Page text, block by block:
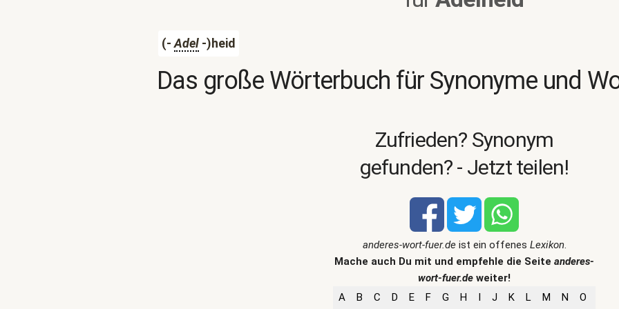
(-Adel-)heid
Das große Wörterbuch für Synonyme und
Zufrieden? Synonym
gefunden? - Jetzt teilen!
anderes-wort-fuer.deist ein offenes Lexikon.
Mache auch Du mit und empfehle die Seite anderes-
wort-fuer.de weiter!
A
B C D E F G H I J K L M N O